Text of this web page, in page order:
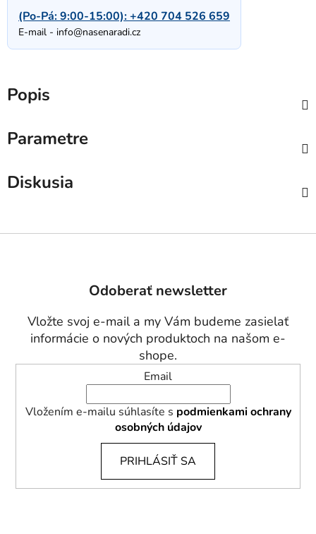
(Po-Pá: 9:00-15:00):+420 704 526 659
E-mail - info@nasenaradi.cz
Popis
Parametre
Diskusia
Odoberať newsletter
Vložte svoj e-mail a my Vám budeme zasielať
informácie o nových produktoch na našom e-
shope.
Email
Vložením e-mailu súhlasíte s podmienkami ochrany
osobných údajov
PRIHLÁSIŤ SA